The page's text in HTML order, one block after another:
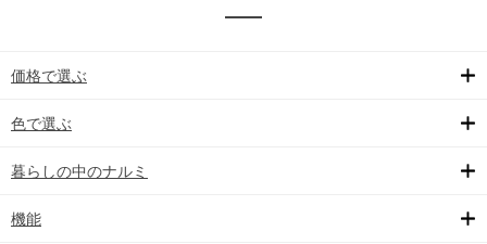
価格で選ぶ
色で選ぶ
暮らしの中のナルミ
機能